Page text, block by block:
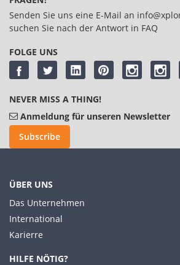
Senden Sie uns eine E-Mail an
suchen Sie nach der Antwort in FAQ
FOLGE UNS
NEVER MISS A THING!
Anmeldung für unseren Newsletter
Subscribe
ÜBER UNS
Das Unternehmen
International
Karierre
HILFE NÖTIG?